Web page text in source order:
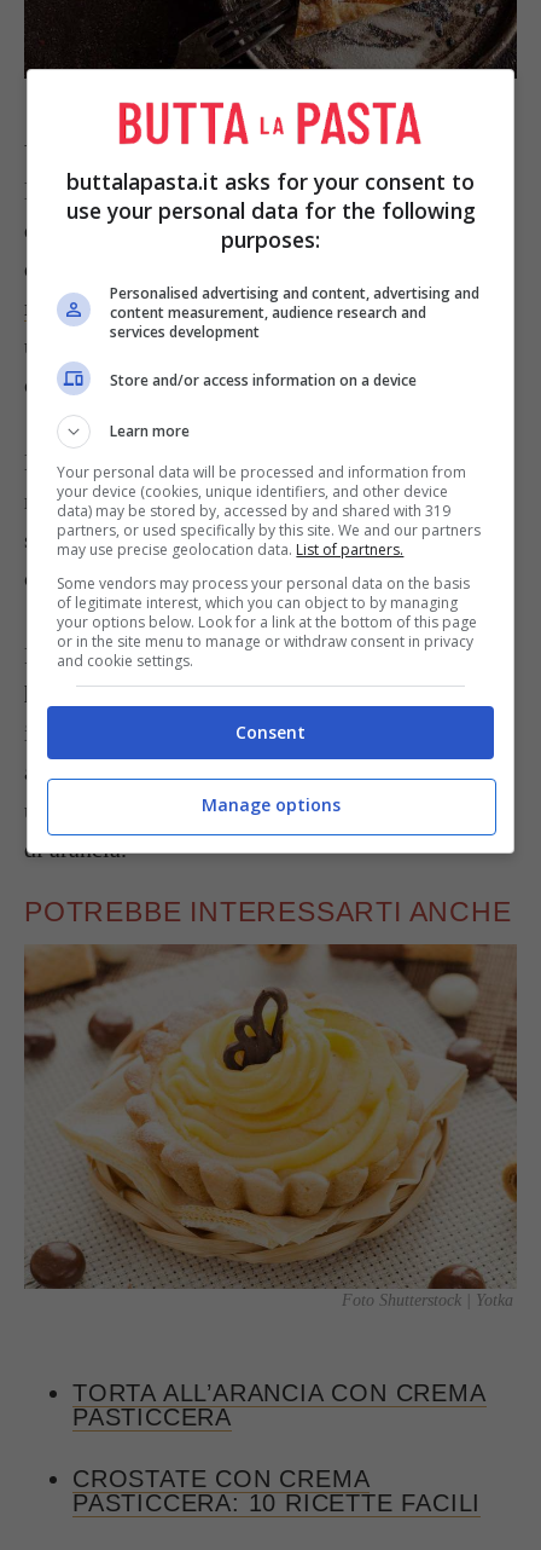
Vi consigliamo di provare questa ricetta per fare
la crostata con crema pasticcera all’arancia,
deliziosa, e profumatissima! Volete, invece, fare
questa crema senza usare le uova? Seguite la
ricetta della crema pasticcera senza uova
unendo il succo di arancia e qualche cucchiaio di
cointreau.
La crema pasticcera all’arancia Bimby
si può
realizzare anche con il famoso robottino,
seguendo la stessa ricetta della crema pasticcera
classica che trovate al link indicato.
Per fare lacrema pasticcera all’arancia senza
latte
potete semplicemente sostituire al latte
indicato la stessa quantità di acqua naturale. Per
avere un’idea potete
usando una miscela con 450 ml di acqua e succo
di arancia.
POTREBBE INTERESSARTI ANCHE
Foto Shutterstock | Yotka
TORTA ALL’ARANCIA CON CREMA
PASTICCERA
CROSTATE CON CREMA
PASTICCERA: 10 RICETTE FACILI
buttalapasta.it asks for your consent to
use your personal data for the following
purposes:
Personalised advertising and content, advertising and
content measurement, audience research and
services development
Store and/or access information on a device
Learn more
Your personal data will be processed and information from
your device (cookies, unique identifiers, and other device
data) may be stored by, accessed by and shared with 319
partners, or used specifically by this site. We and our partners
may use precise geolocation data. List of partners.
Some vendors may process your personal data on the basis
of legitimate interest, which you can object to by managing
your options below. Look for a link at the bottom of this page
or in the site menu to manage or withdraw consent in privacy
and cookie settings.
Consent
Manage options